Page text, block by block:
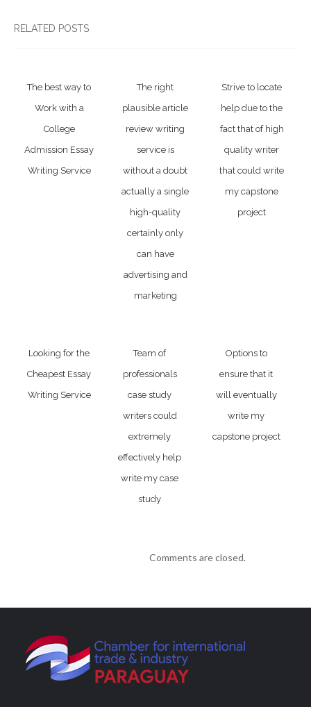
RELATED POSTS
The best way to
Work with a
College
Admission Essay
Writing Service
The right
plausible article
review writing
service is
without a doubt
actually a single
high-quality
certainly only
can have
advertising and
marketing
Strive to locate
help due to the
fact that of high
quality writer
that could write
my capstone
project
Looking for the
Cheapest Essay
Writing Service
Team of
professionals
case study
writers could
extremely
effectively help
write my case
study
Options to
ensure that it
will eventually
write my
capstone project
Comments are closed.